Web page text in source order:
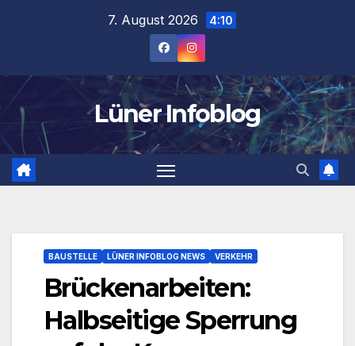
7. August 2026 4:10
Lüner Infoblog
BAUSTELLE LÜNER INFOBLOG NEWS VERKEHR
Brückenarbeiten:
Halbseitige Sperrung